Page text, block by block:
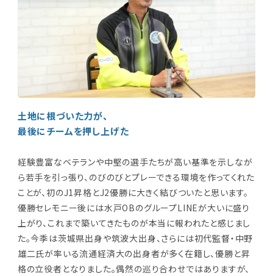
土地に根づいた力が、
最後にチームを押し上げた
経験豊富なベテランや中堅の選手たちが高い基準を示しなが
ら若手を引っ張り、のびのびとプレーできる環境を作ってくれた
ことが、初のJ1昇格とJ2優勝に大きく結びついたと思います。
優勝セレモニー後には水戸OBのグループLINEが大いに盛り
上がり、これまで築いてきたものが本当に報われたと感じまし
た。今季は茨城県出身や筑波大出身、さらには初代監督・中野
雄二氏が率いる流通経済大の出身者が多く在籍し、優勝と昇
格の立役者となりました。偶然の巡り合わせではありますが、